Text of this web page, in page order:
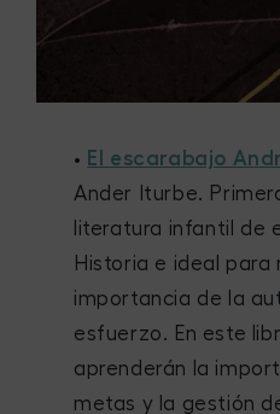
• El escarabajo
Ander Iturbe.
literatura infantil de
Historia e ideal para
importancia de la
esfuerzo. En este
aprenderán la
metas y la gestión